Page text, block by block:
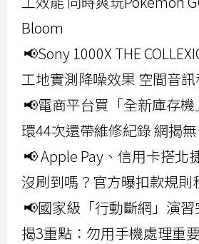
Bloom
📢Sony 1000X THE
工地實測降噪效果 空間音
📢電商平台買「全新庫存
環44次還帶維修紀錄 網揭
📢 Apple Pay、信用卡搭北
沒刷到嗎？官方曝扣款規則
📢國家級「行動斷網」演習
揭3重點：勿用手機處理重